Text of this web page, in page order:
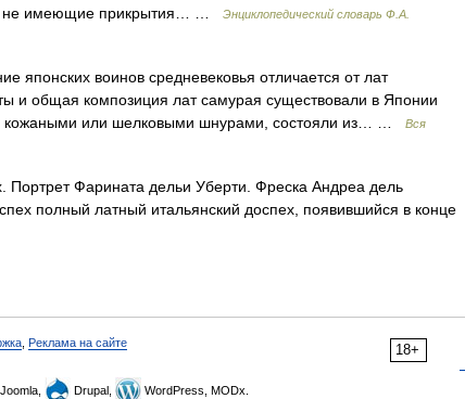
не имеющие прикрытия… …
Энциклопедический словарь Ф.А.
японских воинов средневековья отличается от лат
и общая композиция лат самурая существовали в Японии
кожаными или шелковыми шнурами, состояли из… …
Вся
Фарината дельи Уберти. Фреска Андреа дель
полный латный итальянский доспех, появившийся в конце
18+
Реклама на сайте
Joomla, Drupal, WordPress, MODx.